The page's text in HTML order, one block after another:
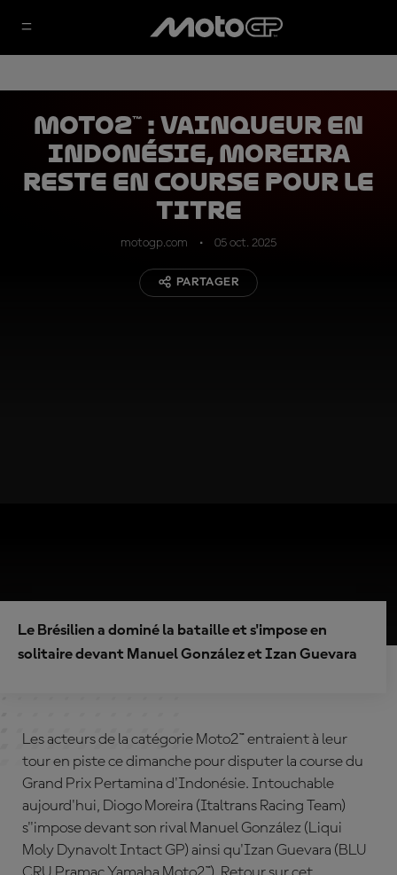
Moto2™ : vainqueur en
Indonésie, Moreira
reste en course pour le
titre
motogp.com 05 oct. 2025
PARTAGER
Le Brésilien a dominé la bataille et s'impose en
solitaire devant Manuel González et Izan Guevara
Les acteurs de la catégorie Moto2™ entraient à leur
tour en piste ce dimanche pour disputer la course du
Grand Prix Pertamina d'Indonésie. Intouchable
aujourd'hui, Diogo Moreira (Italtrans Racing Team)
s''impose devant son rival Manuel González (Liqui
Moly Dynavolt Intact GP) ainsi qu'Izan Guevara (BLU